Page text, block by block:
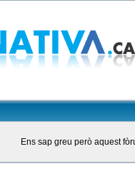
Ens sap greu però aquest